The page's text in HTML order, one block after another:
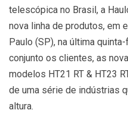
telescópica no Brasil, a
nova linha de produtos, em
Paulo (SP), na última
conjunto os clientes, as
modelos HT21 RT & HT23
de uma série de indústrias
altura.